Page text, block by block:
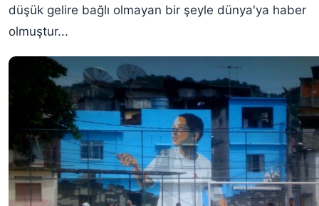
düşük gelire bağlı olmayan bir şeyle dünya'ya haber
olmuştur...